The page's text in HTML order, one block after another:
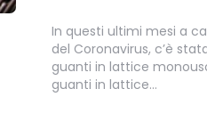
In questi ultimi mesi a
del Coronavirus, c’è
guanti in lattice
guanti in lattice…